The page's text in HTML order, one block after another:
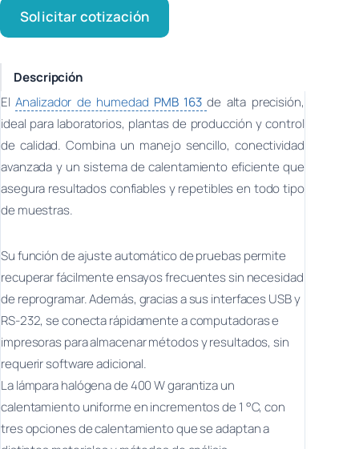
Solicitar cotización
Descripción
ElAnalizador de humedad PMB 163de alta precisión,
ideal para laboratorios, plantas de producción y control
de calidad. Combina un manejo sencillo, conectividad
avanzada y un sistema de calentamiento eficiente que
asegura resultados confiables y repetibles en todo tipo
de muestras.
Su función de ajuste automático de pruebas permite
recuperar fácilmente ensayos frecuentes sin necesidad
de reprogramar. Además, gracias a sus interfaces USB y
RS-232, se conecta rápidamente a computadoras e
impresoras para almacenar métodos y resultados, sin
requerir software adicional.
La lámpara halógena de 400 W garantiza un
calentamiento uniforme en incrementos de 1 °C, con
tres opciones de calentamiento que se adaptan a